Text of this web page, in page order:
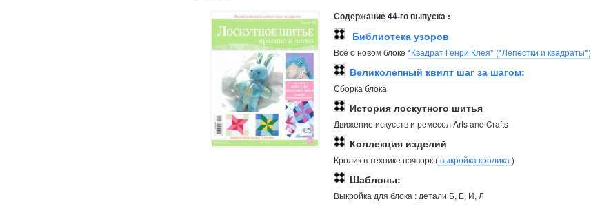
Содержание 44-го выпуска :
Библиотека узоров
Всё о новом блоке *Квадрат Генри Клея* (*Лепестки и квадраты*)
Великолепный квилт шаг за шагом:
Сборка блока
История лоскутного шитья
Движение искусств и ремесел Arts and Crafts
Коллекция изделий
Кролик в технике пэчворк (выкройка кролика )
Шаблоны:
Выкройка для блока : детали Б, Е, И, Л